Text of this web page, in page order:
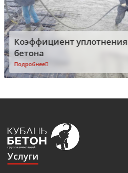
Коэффициент уплотнения
бетона
Подробнее
Услуги